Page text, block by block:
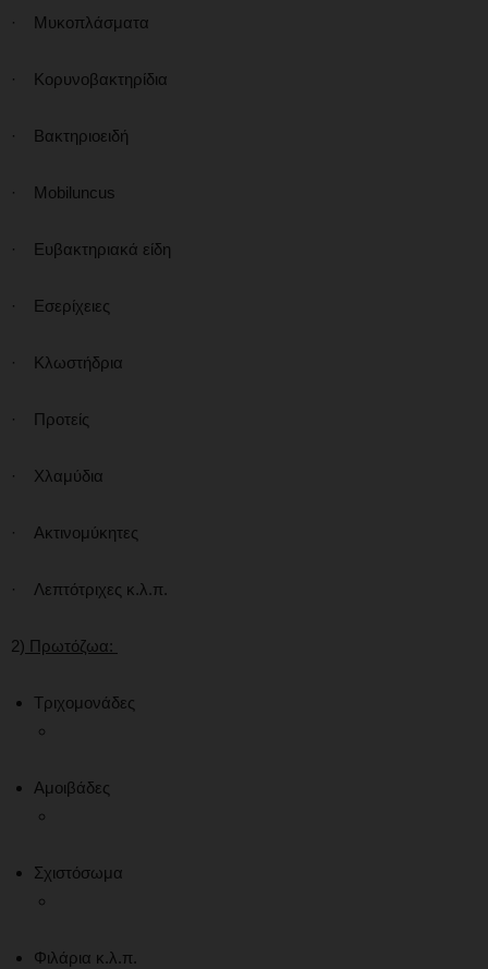
· Μυκοπλάσματα
· Κορυνοβακτηρίδια
· Βακτηριοειδή
· Mobiluncus
· Ευβακτηριακά είδη
· Εσερίχειες
· Κλωστήδρια
· Προτείς
· Χλαμύδια
· Ακτινομύκητες
· Λεπτότριχες κ.λ.π.
2) Πρωτόζωα:
Τριχομονάδες
Αμοιβάδες
Σχιστόσωμα
Φιλάρια κ.λ.π.